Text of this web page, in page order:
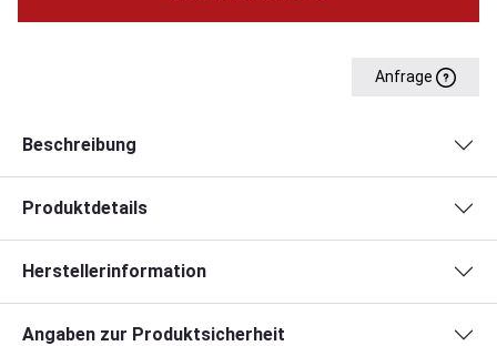
Anfrage
Beschreibung
Produktdetails
Herstellerinformation
Angaben zur Produktsicherheit